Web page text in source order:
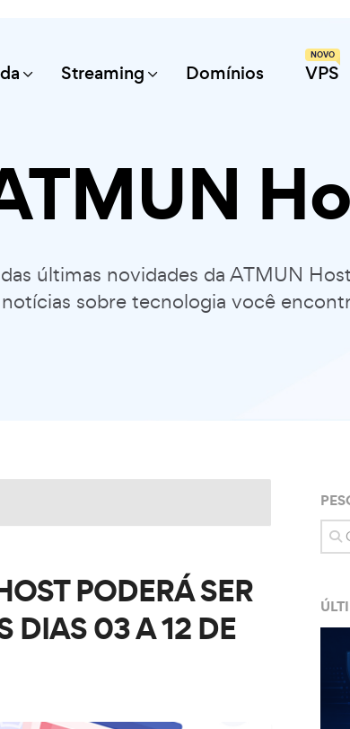
Streaming Domínios VPS
NOVO
últimas novidades da ATMUN
sobre tecnologia você
PODERÁ SER
DIAS 03 A 12 DE